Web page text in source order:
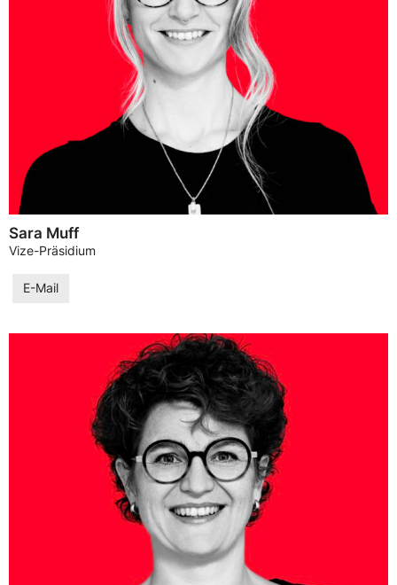
Sara Muff
Vize-Präsidium
E-Mail